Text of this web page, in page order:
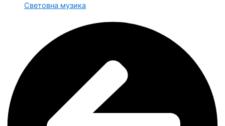
Световна музика